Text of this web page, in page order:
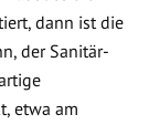
dann ist die
der Sanitär-
etwa am